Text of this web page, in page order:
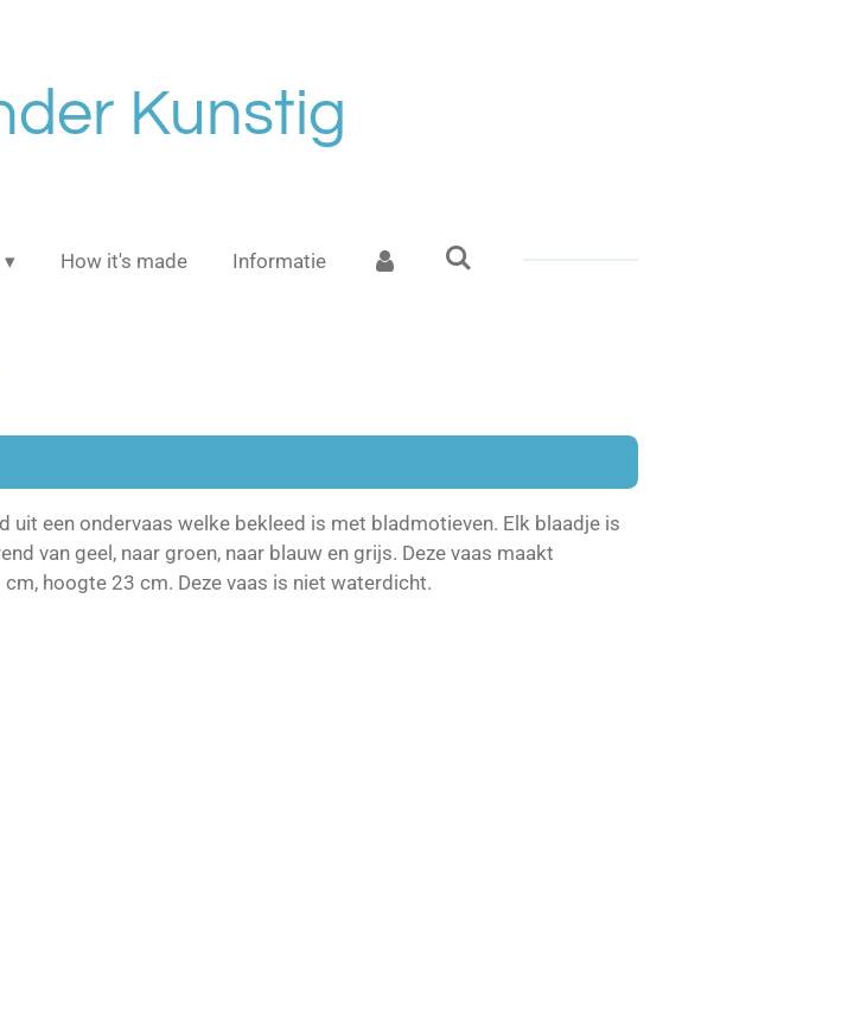
Kunstig
How it's made Informatie
een ondervaas welke bekleed is met bladmotieven. Elk blaadje is
van geel, naar groen, naar blauw en grijs. Deze vaas maakt
hoogte 23 cm. Deze vaas is niet waterdicht.